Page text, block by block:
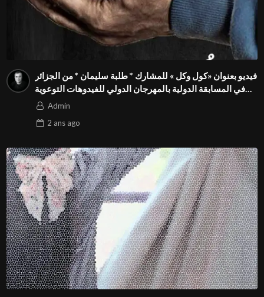
فيديو بعنوان «كول وكل » للمشارك * طلبة سليمان * من الجزائر
في المسابقة الدولية بالمهرجان الدولي للفيدوهات التوعوية
Season 4 FIVS
Admin
2 ansago